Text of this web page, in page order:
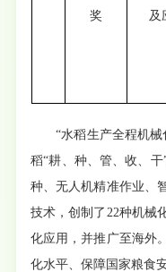
奖
及
“水稻生产全程机
稻“耕、种、管、收、
种、无人机精准作业、
技术，创制了22种机械
化应用，并推广至海外
化水平、保障国家粮食